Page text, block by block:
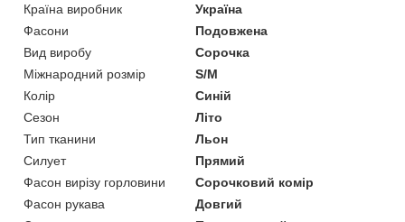
Країна виробник
Україна
Фасони
Подовжена
Вид виробу
Сорочка
Міжнародний розмір
S/M
Колір
Синій
Сезон
Літо
Тип тканини
Льон
Силует
Прямий
Фасон вирізу горловини
Сорочковий комір
Фасон рукава
Довгий